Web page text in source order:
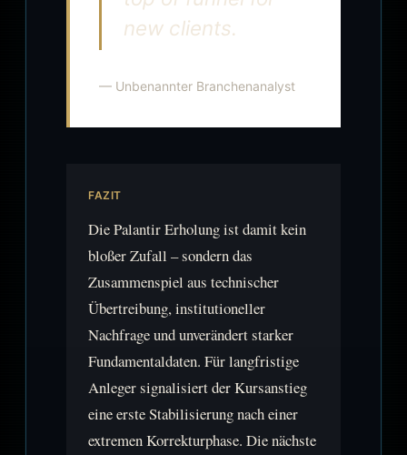
new clients.
— Unbenannter Branchenanalyst
FAZIT
Die Palantir Erholung ist damit kein
bloßer Zufall – sondern das
Zusammenspiel aus technischer
Übertreibung, institutioneller
Nachfrage und unverändert starker
Fundamentaldaten. Für langfristige
Anleger signalisiert der Kursanstieg
eine erste Stabilisierung nach einer
extremen Korrekturphase. Die nächste